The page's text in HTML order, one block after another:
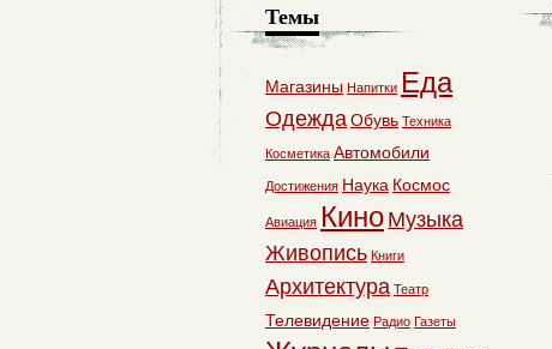
Темы
Магазины Напитки Еда
ОдеждаОбувь Техника
Косметика Автомобили
Достижения Наука Космос
Авиация Кино Музыка
Живопись Книги
Архитектура Театр
Телевидение Радио Газеты